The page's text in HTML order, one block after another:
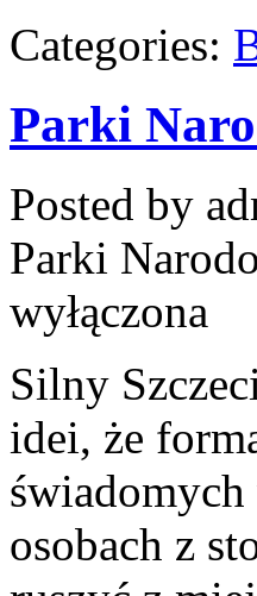
Categories:
Parki
Posted by
Parki
wyłączona
Silny
idei, że
świadomych
osobach z